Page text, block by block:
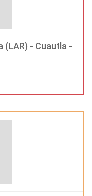
- Cuautla -